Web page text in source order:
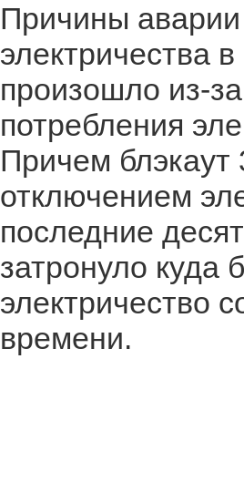
Причины
электричества
произошло из-
потребления
Причем
отключением
последние
затронуло куда
электричество
времени.